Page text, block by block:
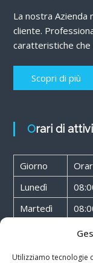
Utilizziamo tecnologie
La nostra Azienda
cliente.
caratteristiche che
Scopri di più
Orari di
Giorno
Lunedì
Martedì
Giovedì